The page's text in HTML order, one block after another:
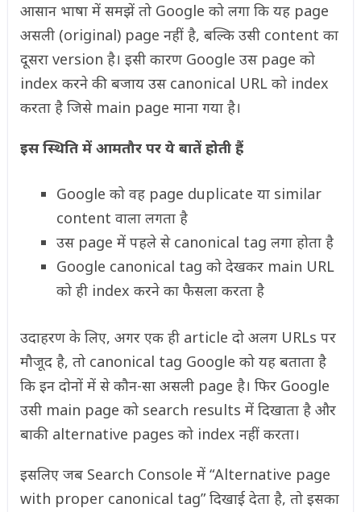
आसान भाषा में समझें तो Google को लगा कि यह page
असली (original) page नहीं है, बल्कि उसी content का
दूसरा version है। इसी कारण Google उस page को
index करने की बजाय उस canonical URL को index
करता है जिसे main page माना गया है।
इस स्थिति में आमतौर पर ये बातें होती हैं
Google को वह page duplicate या similar
content वाला लगता है
उस page में पहले से canonical tag लगा होता है
Google canonical tag को देखकर main URL
को ही index करने का फैसला करता है
उदाहरण के लिए, अगर एक ही article दो अलग URLs पर
मौजूद है, तो canonical tag Google को यह बताता है
कि इन दोनों में से कौन-सा असली page है। फिर Google
उसी main page को search results में दिखाता है और
बाकी alternative pages को index नहीं करता।
इसलिए जब Search Console में “Alternative page
with proper canonical tag” दिखाई देता है, तो इसका